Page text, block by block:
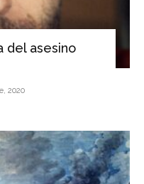
del asesino
2020